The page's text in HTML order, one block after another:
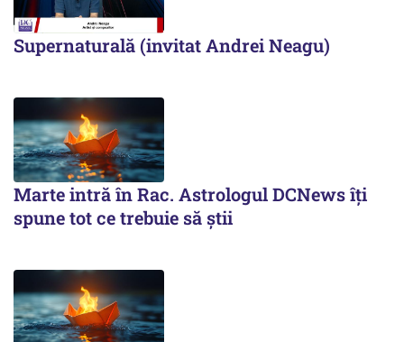
Supernaturală (invitat Andrei Neagu)
Marte intră în Rac. Astrologul DCNews îți
spune tot ce trebuie să știi